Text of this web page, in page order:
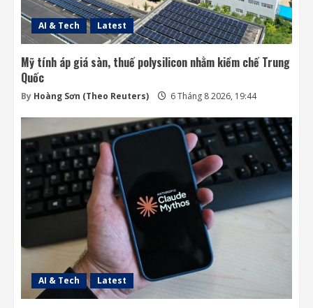
AI & Tech Latest
Mỹ tính áp giá sàn, thuế polysilicon nhằm kiềm chế Trung
Quốc
By Hoàng Sơn (Theo Reuters) 6 Tháng 8 2026, 19:44
AI & Tech Latest